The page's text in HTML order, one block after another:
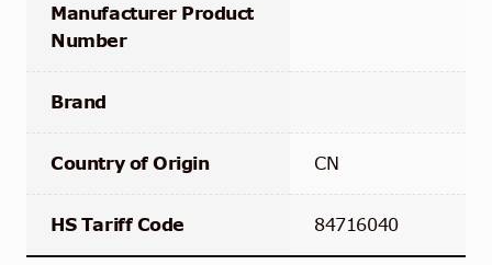
Manufacturer Product
Number
Brand
Country of Origin CN
HS Tariff Code 84716040